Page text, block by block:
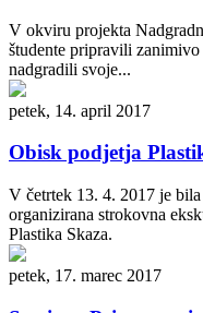
V okviru projekta
študente pripravili
nadgradili svoje...
petek, 14. april 2017
Obisk podjetja
V četrtek 13. 4. 2017 je
organizirana strokovna
Plastika Skaza.
petek, 17. marec 2017